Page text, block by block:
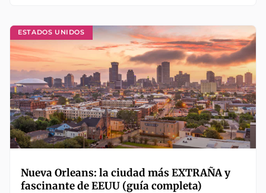
ESTADOS UNIDOS
Nueva Orleans: la ciudad más EXTRAÑA y
fascinante de EEUU (guía completa)